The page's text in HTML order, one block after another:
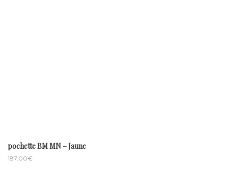
pochette BM MN – Jaune
187.00€